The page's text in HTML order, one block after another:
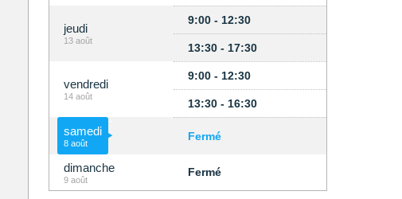
jeudi
13 août
9:00 - 12:30
13:30 - 17:30
vendredi
14 août
9:00 - 12:30
13:30 - 16:30
samedi
8 août
Fermé
dimanche
9 août
Fermé